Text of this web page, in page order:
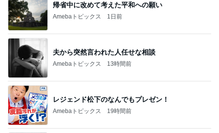
帰省中に改めて考えた平和への願い
Amebaトピックス 1日前
夫から突然言われた人任せな相談
Amebaトピックス 13時間前
レジェンド松下のなんでもプレゼン！
Amebaトピックス 19時間前